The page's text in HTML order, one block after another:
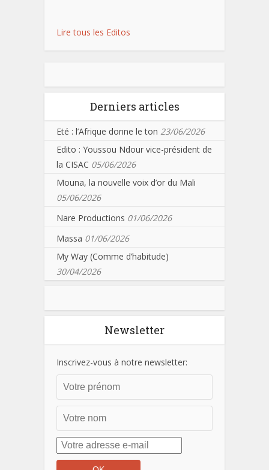
Lire tous les Editos
Derniers articles
Eté : l’Afrique donne le ton 23/06/2026
Edito : Youssou Ndour vice-président de
la CISAC 05/06/2026
Mouna, la nouvelle voix d’or du Mali
05/06/2026
Nare Productions 01/06/2026
Massa 01/06/2026
My Way (Comme d’habitude)
30/04/2026
Newsletter
Inscrivez-vous à notre newsletter: